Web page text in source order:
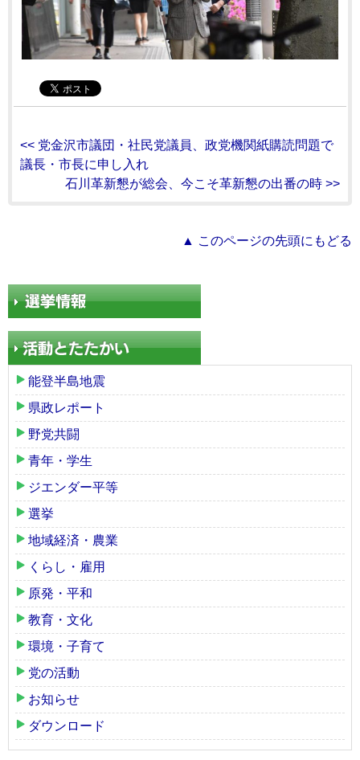
<< 党金沢市議団・社民党議員、政党機関紙購読問題で
議長・市長に申し入れ
石川革新懇が総会、今こそ革新懇の出番の時 >>
▲ このページの先頭にもどる
能登半島地震
県政レポート
野党共闘
青年・学生
ジエンダー平等
選挙
地域経済・農業
くらし・雇用
原発・平和
教育・文化
環境・子育て
党の活動
お知らせ
ダウンロード